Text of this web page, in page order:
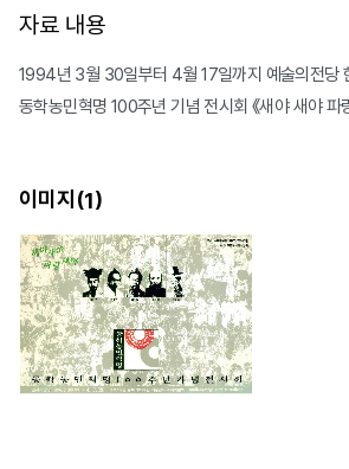
자료 내용
1994년 3월 30일부터 4월 17일까지 예술의전당
동학농민혁명 100주년 기념 전시회 《새야 새야 파
이미지(1)